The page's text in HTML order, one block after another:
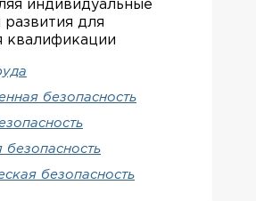
индивидуальные
для
квалификации
безопасность
безопасность